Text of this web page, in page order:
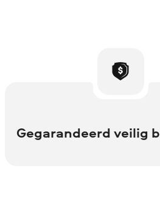
Gegarandeerd veilig